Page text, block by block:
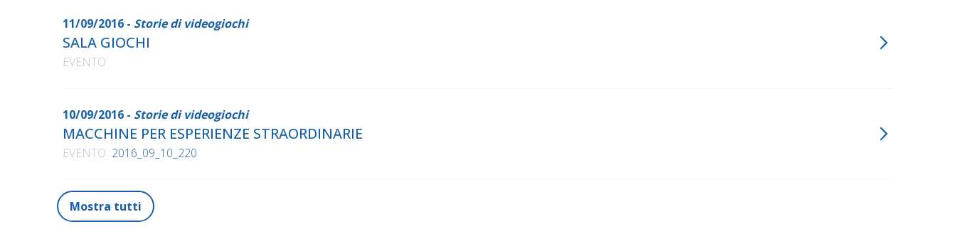
11/09/2016 - Storie di videogiochi
SALA GIOCHI
EVENTO
10/09/2016 - Storie di videogiochi
MACCHINE PER ESPERIENZE STRAORDINARIE
EVENTO 2016_09_10_220
Mostra tutti